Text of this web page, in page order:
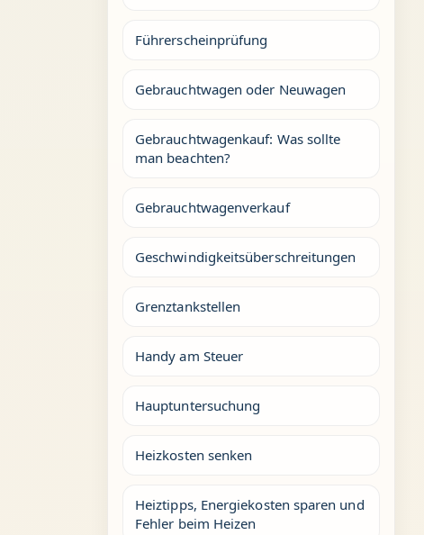
Führerscheinprüfung
Gebrauchtwagen oder Neuwagen
Gebrauchtwagenkauf: Was sollte
man beachten?
Gebrauchtwagenverkauf
Geschwindigkeitsüberschreitungen
Grenztankstellen
Handy am Steuer
Hauptuntersuchung
Heizkosten senken
Heiztipps, Energiekosten sparen und
Fehler beim Heizen